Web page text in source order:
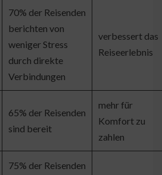
70% der Reisenden
berichten von
weniger Stress
durch direkte
Verbindungen
verbessert das
Reiseerlebnis
65% der Reisenden
sind bereit
mehr für
Komfort zu
zahlen
75% der Reisenden